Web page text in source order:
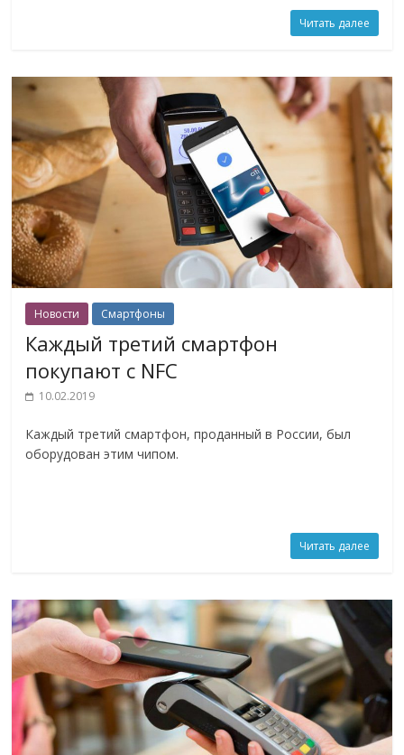
Читать далее
Новости Смартфоны
Каждый третий смартфон
покупают с NFC
10.02.2019
Каждый третий смартфон, проданный в России, был
оборудован этим чипом.
Читать далее